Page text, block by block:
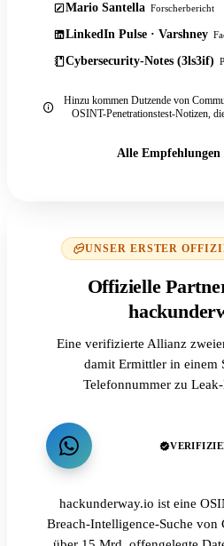
Mario Santella Forscherbericht
LinkedIn Pulse · Varshney
Cybersecurity-Notes (3ls3if)
Hinzu kommen Dutzende von
OSINT-Penetrationstest-Notizen,
Alle Empfehlungen
UNSER ERSTER
Offizielle
Eine verifizierte Allianz
damit Ermittler in einem
Telefonnummer zu
hackunderway.io ist eine
Breach-Intelligence-Suche